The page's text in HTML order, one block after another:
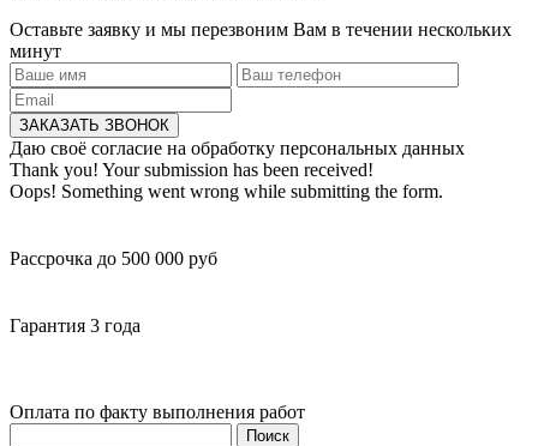
Оставьте заявку и мы перезвоним Вам в течении нескольких
минут
Даю своё согласие на обработку персональных данных
Thank you! Your submission has been received!
Oops! Something went wrong while submitting the form.
Рассрочка до 500 000 руб
Гарантия 3 года
Оплата по факту выполнения работ